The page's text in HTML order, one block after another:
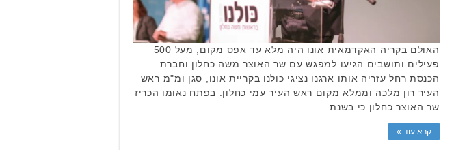
האולם בקריה האקדמאית אונו היה מלא עד אפס מקום, מעל 500
פעילים ותושבים הגיעו למפגש עם שר האוצר משה כחלון וחברת
הכנסת רחל עזריה אותו ארגנו נציגי כולנו בקריית אונו, סגן ומ"מ ראש
העיר רון מלכה וממלא מקום ראש העיר עמי כחלון. בפתח נאומו הכריז
שר האוצר כחלון כי בשנת …
קרא עוד »